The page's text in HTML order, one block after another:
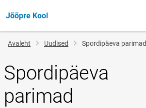
Jõõpre Kool
Jälglink
Avaleht Uudised Spordipäeva parimad
Spordipäeva
parimad